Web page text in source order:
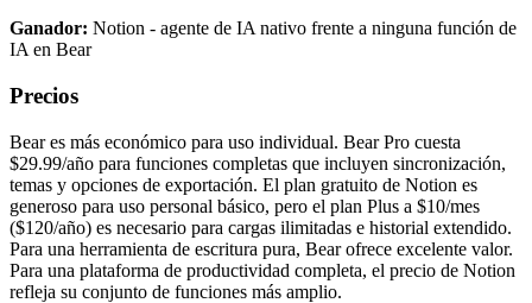
Ganador: Notion - agente de IA nativo frente a ninguna función de
IA en Bear
Precios
Bear es más económico para uso individual. Bear Pro cuesta
$29.99/año para funciones completas que incluyen sincronización,
temas y opciones de exportación. El plan gratuito de Notion es
generoso para uso personal básico, pero el plan Plus a $10/mes
($120/año) es necesario para cargas ilimitadas e historial extendido.
Para una herramienta de escritura pura, Bear ofrece excelente valor.
Para una plataforma de productividad completa, el precio de Notion
refleja su conjunto de funciones más amplio.